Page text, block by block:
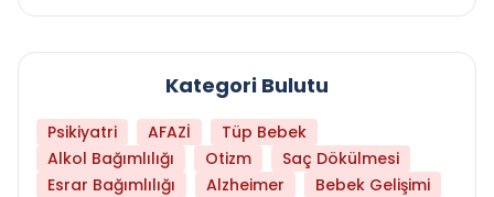
Kategori Bulutu
Psikiyatri AFAZİ
Tüp Bebek
Alkol Bağımlılığı
Otizm
Saç Dökülmesi
Esrar Bağımlılığı
Alzheimer
Bebek Gelişimi